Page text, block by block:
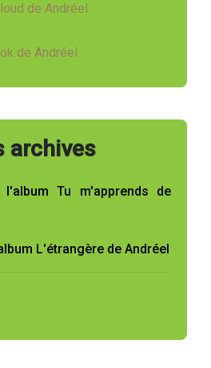
de Andréel
de Andréel
archives
Tu m'apprends de
L'étrangère de Andréel